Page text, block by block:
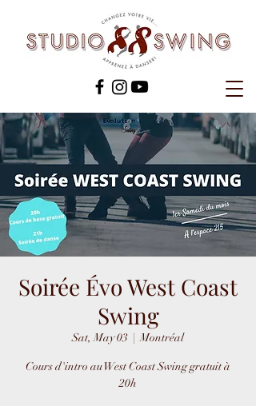
Soirée Évo West Coast
Swing
Sat, May 03
  |
Montréal
Cours d'intro au West Coast Swing gratuit à
20h